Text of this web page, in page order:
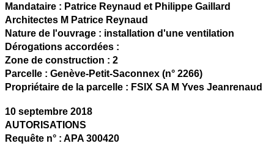
Mandataire : Patrice Reynaud et Philippe Gaillard
Architectes M Patrice Reynaud
Nature de l'ouvrage : installation d'une ventilation
Dérogations accordées :
Zone de construction : 2
Parcelle : Genève-Petit-Saconnex (n° 2266)
Propriétaire de la parcelle : FSIX SA M Yves Jeanrenaud
10 septembre 2018
AUTORISATIONS
Requête n° : APA 300420